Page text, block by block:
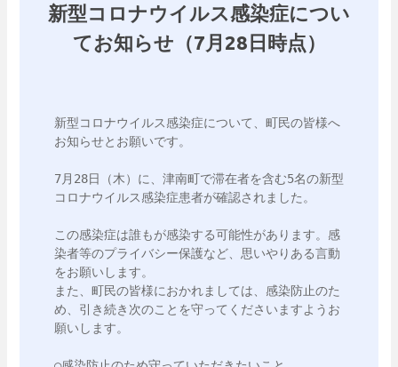
新型コロナウイルス感染症につい
てお知らせ（7月28日時点）
新型コロナウイルス感染症について、町民の皆様へ
お知らせとお願いです。
7月28日（木）に、津南町で滞在者を含む5名の新型
コロナウイルス感染症患者が確認されました。
この感染症は誰もが感染する可能性があります。感
染者等のプライバシー保護など、思いやりある言動
をお願いします。
また、町民の皆様におかれましては、感染防止のた
め、引き続き次のことを守ってくださいますようお
願いします。